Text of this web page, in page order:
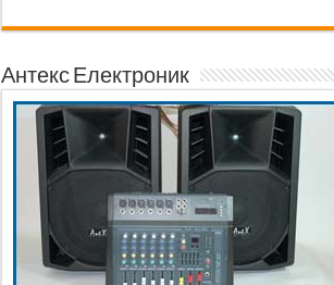
Антекс Електроник